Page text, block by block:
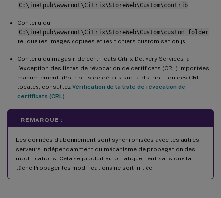
C:\inetpub\wwwroot\Citrix\StoreWeb\Custom\contrib
Contenu du
C:\inetpub\wwwroot\Citrix\StoreWeb\Custom\custom folder
tel que les images copiées et les fichiers customisation.js.
Contenu du magasin de certificats Citrix Delivery Services, à
l’exception des listes de révocation de certificats (CRL) importées
manuellement. (Pour plus de détails sur la distribution des CRL
locales, consultez Vérification de la liste de révocation de
certificats (CRL)
REMARQUE :
Les données d’abonnement sont synchronisées avec les autres
serveurs indépendamment du mécanisme de propagation des
modifications. Cela se produit automatiquement sans que la
tâche Propager les modifications ne soit initiée.